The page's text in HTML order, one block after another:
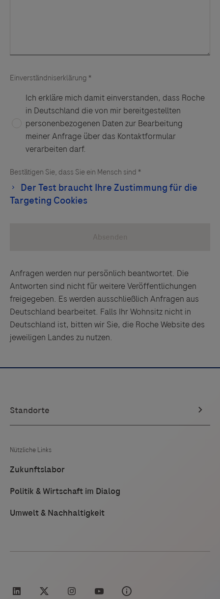
Anfragen werden nur persönlich beantwortet. Die
Antworten sind nicht für weitere Veröffentlichungen
freigegeben. Es werden ausschließlich Anfragen aus
Deutschland bearbeitet. Falls Ihr Wohnsitz nicht in
Deutschland ist, bitten wir Sie, die Roche Website des
jeweiligen Landes zu nutzen.